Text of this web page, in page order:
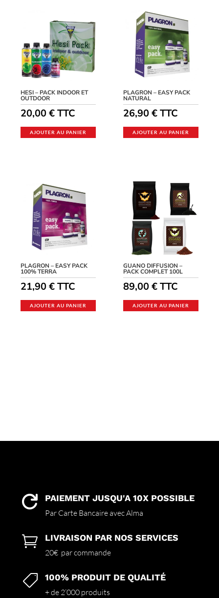
HESI – PACK INDOOR ET
OUTDOOR
20,00€ TTC
AJOUTER AU PANIER
PLAGRON – EASY PACK
NATURAL
26,90€TTC
AJOUTER AU PANIER
PLAGRON – EASY PACK
100% TERRA
21,90€ TTC
AJOUTER AU PANIER
GUANO DIFFUSION –
PACK COMPLET 100L
89,00€TTC
AJOUTER AU PANIER
 PAIEMENT JUSQU'A 10X POSSIBLE
Par Carte Bancaire avec Alma
 LIVRAISON PAR NOS SERVICES
20€ par commande
 100% PRODUIT DE QUALITÉ
+ de 2’000 produits